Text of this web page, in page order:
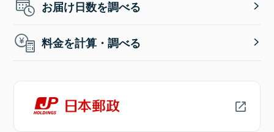
お届け日数を調べる
料金を計算・調べる